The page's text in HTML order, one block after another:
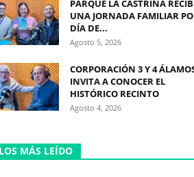
PARQUE LA CASTRINA
UNA JORNADA FAMILIAR
DÍA DE...
Agosto 5, 2026
CORPORACIÓN 3 Y 4
INVITA A CONOCER EL
HISTÓRICO RECINTO
Agosto 4, 2026
MÁS LEÍDO